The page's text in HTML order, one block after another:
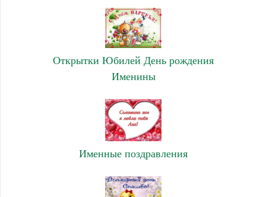
Открытки Юбилей День рождения
Именины
Именные поздравления